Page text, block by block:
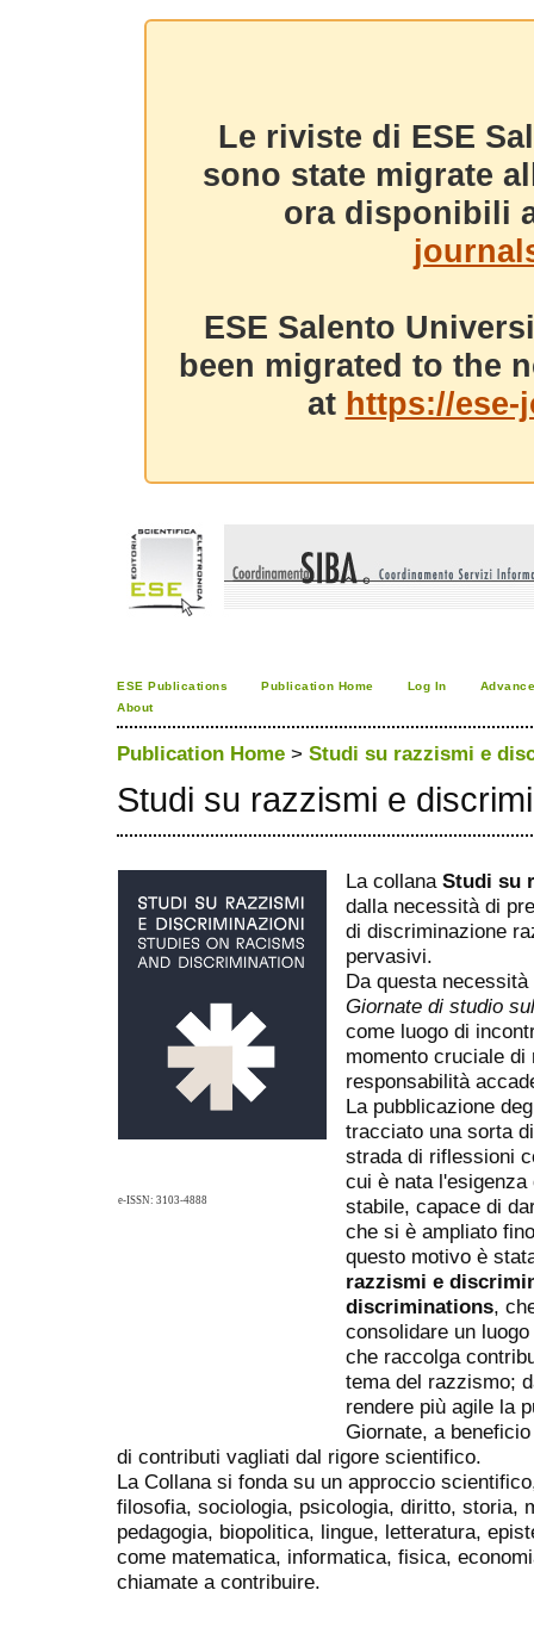
Le riviste di ESE
sono state migrate
ora disponibili
ESE Salento
been migrated to the
at https://
ESE Publications Publication Home Log In
About
Publication Home > Studi su razzismi e
Studi su razzismi e
e-ISSN: 3103-4888
La collana Studi su
dalla necessità di
di discriminazione
pervasivi.
Da questa
Giornate di studio
come luogo di
momento cruciale
responsabilità
La pubblicazione
tracciato una sorta
strada di riflessioni
cui è nata
stabile, capace di
che si è ampliato
questo motivo è
razzismi e
discriminations,
consolidare un
che raccolga
tema del razzismo;
rendere più agile la
Giornate, a
di contributi vagliati dal rigore scientifico.
La Collana si fonda su un approccio
filosofia, sociologia, psicologia, diritto, storia,
pedagogia, biopolitica, lingue, letteratura,
come matematica, informatica, fisica,
chiamate a contribuire.